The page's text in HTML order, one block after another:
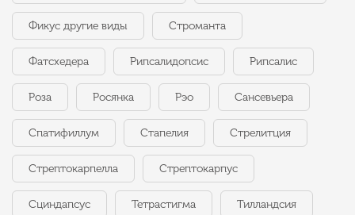
Фикус другие виды Строманта
Фатсхедера Рипсалидопсис Рипсалис
Роза Росянка Рэо Сансевьера
Спатифиллум Стапелия Стрелитция
Стрептокарпелла Стрептокарпус
Сциндапсус Тетрастигма Тилландсия